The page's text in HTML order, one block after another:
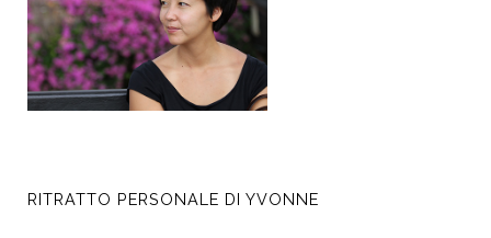
RITRATTO PERSONALE DI YVONNE